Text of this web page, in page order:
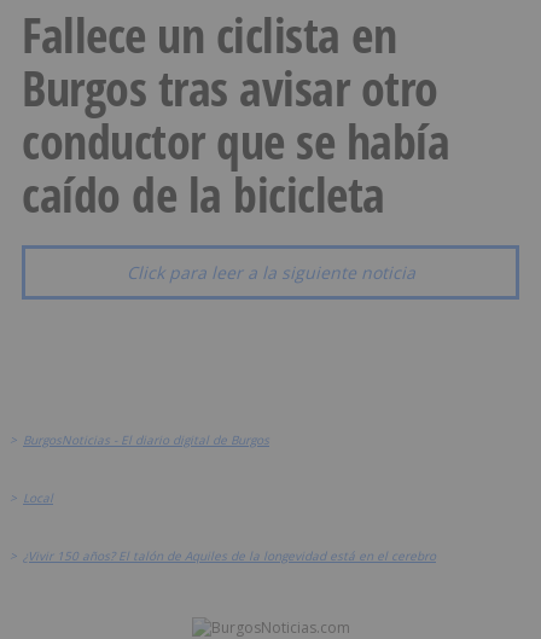
Fallece un ciclista en
Burgos tras avisar otro
conductor que se había
caído de la bicicleta
Click para leer a la siguiente noticia
> BurgosNoticias - El diario digital de Burgos
> Local
> ¿Vivir 150 años? El talón de Aquiles de la longevidad está en el cerebro